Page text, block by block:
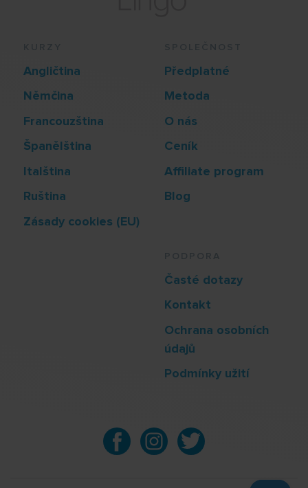
Angličtina
Němčina
Francouzština
Španělština
Italština
Ruština
Zásady cookies (EU)
Předplatné
Metoda
O nás
Ceník
Affiliate program
Blog
Časté dotazy
Kontakt
Ochrana osobních
údajů
Podmínky užití